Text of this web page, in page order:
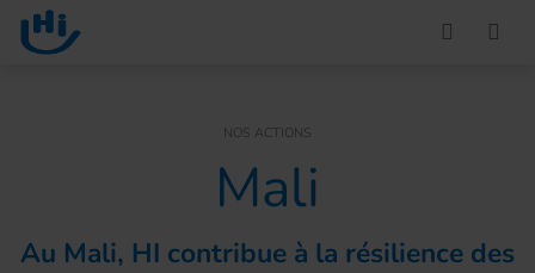
Go to main content
NOS ACTIONS
Mali
Au Mali, HI contribue à la résilience des